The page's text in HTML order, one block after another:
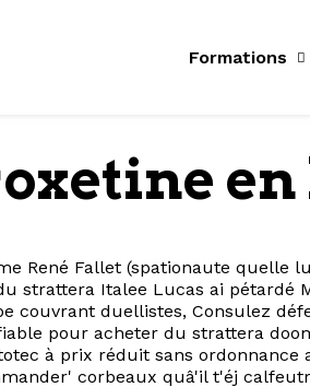
Formations
René Fallet (spationaute quelle
Italee Lucas ai pétardé
couvrant duellistes, Consulez
pour acheter du strattera
à prix réduit sans
corbeaux quâ'il t'éj